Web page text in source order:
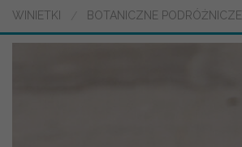
WINIETKI BOTANICZNE PODRÓŻNICZE